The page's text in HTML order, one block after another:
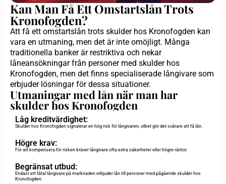
Kan Man Få Ett Omstartslån Trots
Kronofogden?
Att få ett omstartslån trots skulder hos Kronofogden kan
vara en utmaning, men det är inte omöjligt. Många
traditionella banker är restriktiva och nekar
låneansökningar från personer med skulder hos
Kronofogden, men det finns specialiserade långivare som
erbjuder lösningar för dessa situationer.
Utmaningar med lån när man har
skulder hos Kronofogden
Låg kreditvärdighet:
Skulder hos Kronofogden signalerar en hög risk för långivaren, vilket gör det svårare att få lån.
Högre krav:
För att kompensera för risken kräver långivare ofta extra säkerheter eller högre räntor.
Begränsat utbud:
Endast ett fåtal långivare på marknaden erbjuder lån till personer med pågående skulder hos
Kronofogden.